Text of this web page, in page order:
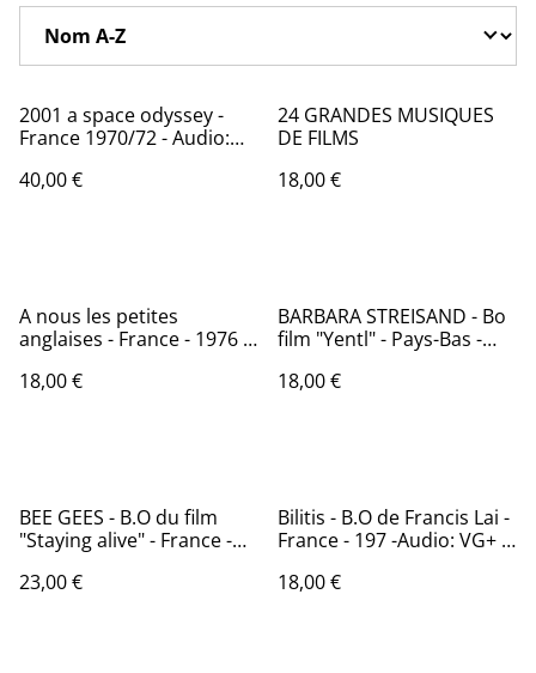
2001 a space odyssey -
France 1970/72 - Audio:
40,00 €
24 GRANDES MUSIQUES
DE FILMS
18,00 €
A nous les petites
anglaises - France - 1976 -
028
18,00 €
BARBARA STREISAND - Bo
film "Yentl" - Pays-Bas -
86302
18,00 €
BEE GEES - B.O du film
"Staying alive" - France -
813269
23,00 €
Bilitis - B.O de Francis Lai -
France - 197 -Audio: VG+ -
18,00 €